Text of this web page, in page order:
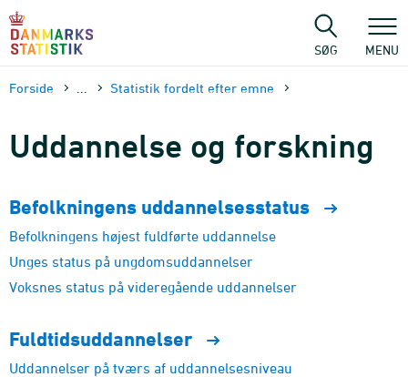
sidens
SØG MENU
Forside Statistik fordelt efter emne
Uddannelse og forskning
Befolkningens uddannelsesstatus
Befolkningens højest fuldførte uddannelse
Unges status på ungdomsuddannelser
Voksnes status på videregående uddannelser
Fuldtidsuddannelser
Uddannelser på tværs af uddannelsesniveau